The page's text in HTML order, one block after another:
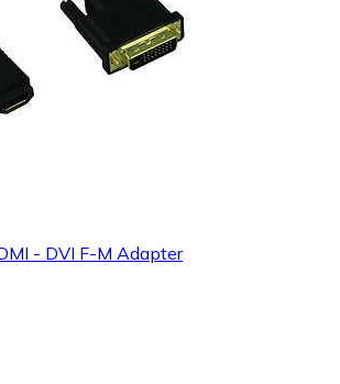
- DVI F-M Adapter